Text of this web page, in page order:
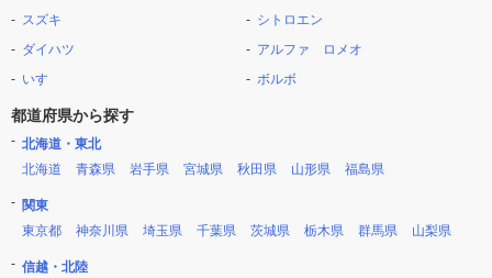
スズキ
ダイハツ
いすゞ
シトロエン
アルファ ロメオ
ボルボ
都道府県から探す
北海道・東北
北海道
青森県 岩手県 宮城県 秋田県 山形県 福島県
関東
東京都
神奈川県 埼玉県 千葉県 茨城県 栃木県 群馬県 山梨県
信越・北陸